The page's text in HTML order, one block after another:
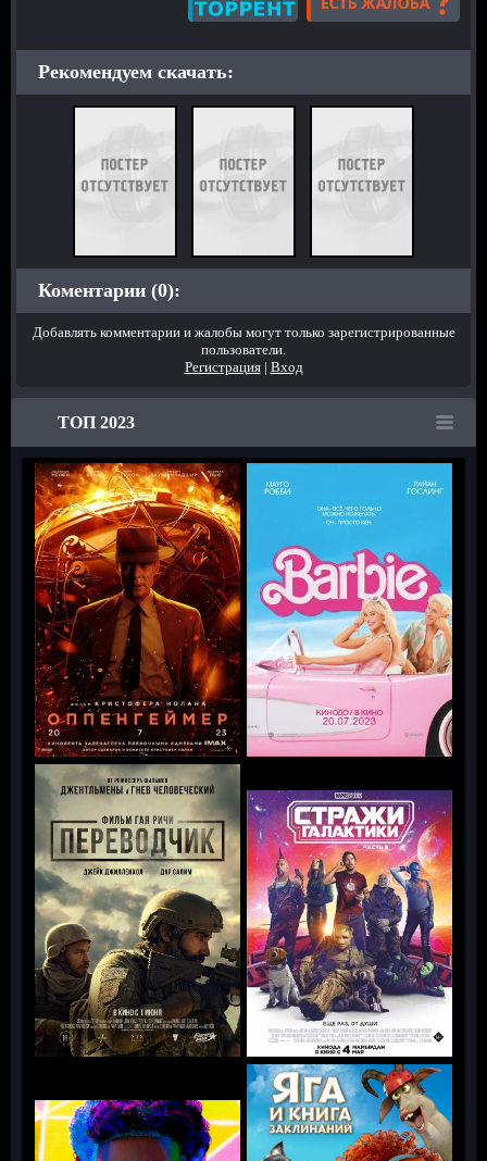
Рекомендуем скачать:
Коментарии (0):
Добавлять комментарии и жалобы могут только зарегистрированные
пользователи.
Регистрация| Вход
ТОП 2023